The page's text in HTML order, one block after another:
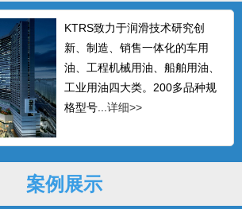
KTRS致力于润滑技术研究创
新、制造、销售一体化的车用
油、工程机械用油、船舶用油、
工业用油四大类。200多品种规
格型号...详细>>
案例展示